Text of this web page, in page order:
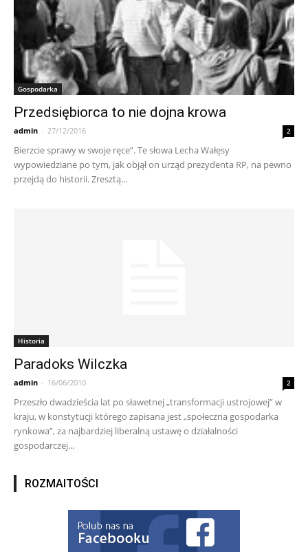
Gospodarka
Przedsiębiorca to nie dojna krowa
admin - 27/12/2016 2
Bierzcie sprawy w swoje ręce”. Te słowa Lecha Wałęsy
wypowiedziane po tym, jak objął on urząd prezydenta RP, na pewno
przejdą do historii. Zresztą...
Historia
Paradoks Wilczka
admin - 16/06/2010 2
Przeszło dwadzieścia lat po sławetnej „transformacji ustrojowej” w
kraju, w konstytucji którego zapisana jest „społeczna gospodarka
rynkowa”, za najbardziej liberalną ustawę o działalności
gospodarczej...
ROZMAITOŚCI